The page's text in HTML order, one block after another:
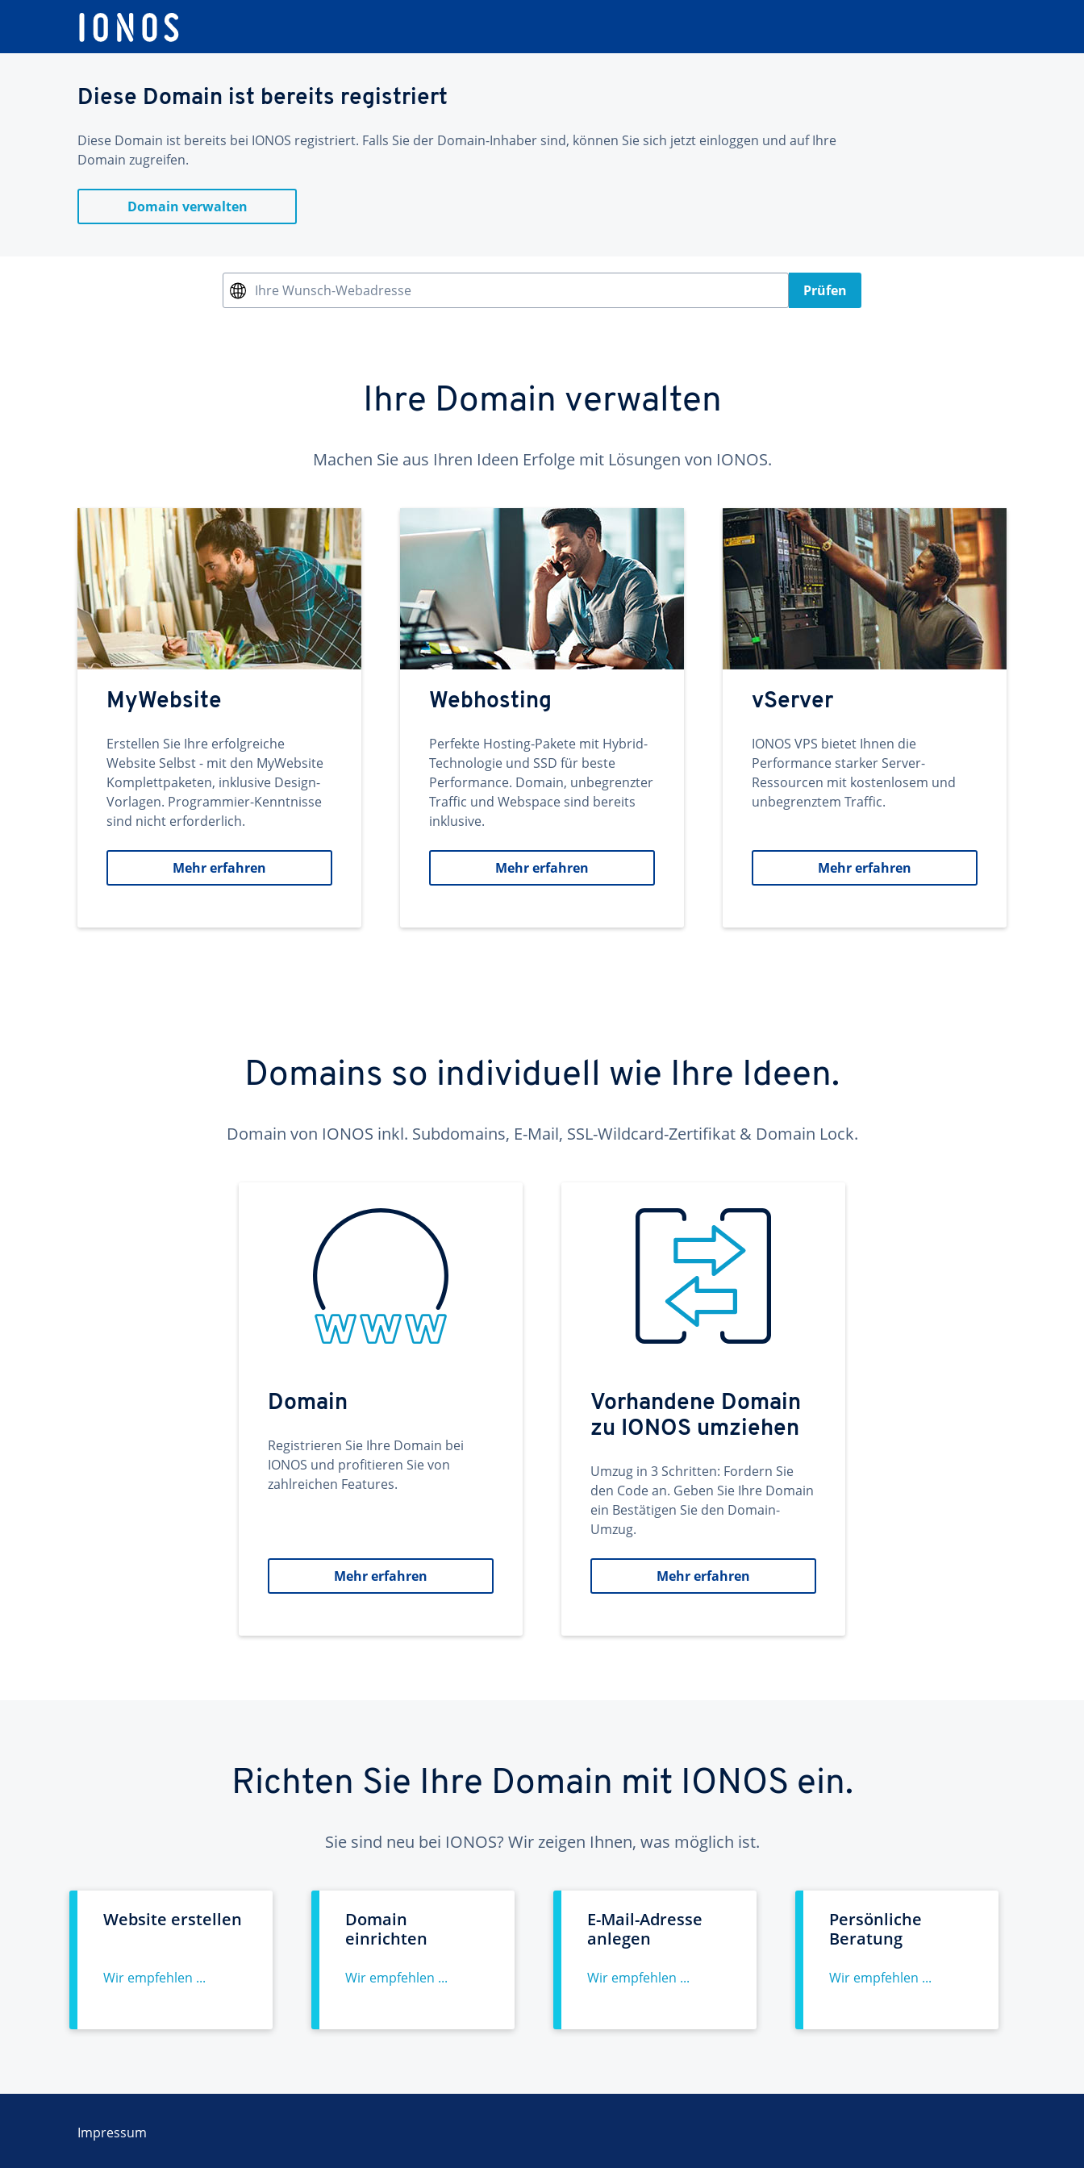
Diese Domain ist bereits registriert
Diese Domain ist bereits bei IONOS registriert. Falls Sie der Domain-Inhaber sind, können Sie sich jetzt einloggen und auf Ihre
Domain zugreifen.
Domain verwalten
Ihre Wunsch-Webadresse Prüfen
Ihre Domain verwalten
Machen Sie aus Ihren Ideen Erfolge mit Lösungen von IONOS.
MyWebsite
Erstellen Sie Ihre erfolgreiche
Website Selbst - mit den MyWebsite
Komplettpaketen, inklusive Design-
Vorlagen. Programmier-Kenntnisse
sind nicht erforderlich.
Mehr erfahren
Webhosting
Perfekte Hosting-Pakete mit Hybrid-
Technologie und SSD für beste
Performance. Domain, unbegrenzter
Traffic und Webspace sind bereits
inklusive.
Mehr erfahren
vServer
IONOS VPS bietet Ihnen die
Performance starker Server-
Ressourcen mit kostenlosem und
unbegrenztem Traffic.
Mehr erfahren
Domains so individuell wie Ihre Ideen.
Domain von IONOS inkl. Subdomains, E-Mail, SSL-Wildcard-Zertifikat & Domain Lock.
Domain
Registrieren Sie Ihre Domain bei
IONOS und profitieren Sie von
zahlreichen Features.
Mehr erfahren
Vorhandene Domain
zu IONOS umziehen
Umzug in 3 Schritten: Fordern Sie
den Code an. Geben Sie Ihre Domain
ein Bestätigen Sie den Domain-
Umzug.
Mehr erfahren
Richten Sie Ihre Domain mit IONOS ein.
Sie sind neu bei IONOS? Wir zeigen Ihnen, was möglich ist.
Website erstellen
Wir empfehlen ...
Domain
einrichten
Wir empfehlen ...
E-Mail-Adresse
anlegen
Wir empfehlen ...
Persönliche
Beratung
Wir empfehlen ...
Impressum